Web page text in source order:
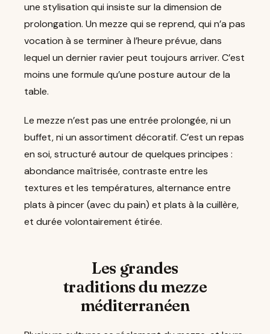
une stylisation qui insiste sur la dimension de
prolongation. Un mezze qui se reprend, qui n’a pas
vocation à se terminer à l’heure prévue, dans
lequel un dernier ravier peut toujours arriver. C’est
moins une formule qu’une posture autour de la
table.
Le mezze n’est pas une entrée prolongée, ni un
buffet, ni un assortiment décoratif. C’est un repas
en soi, structuré autour de quelques principes :
abondance maîtrisée, contraste entre les
textures et les températures, alternance entre
plats à pincer (avec du pain) et plats à la cuillère,
et durée volontairement étirée.
Les grandes
traditions du mezze
méditerranéen